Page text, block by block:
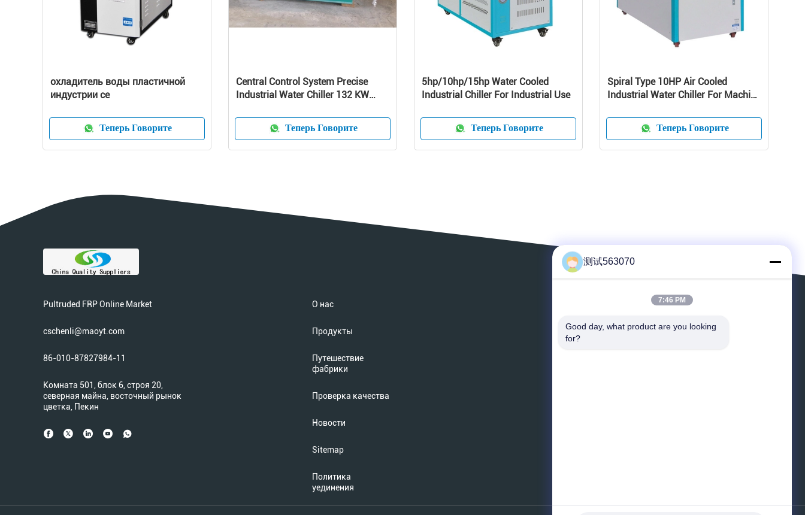
охладитель воды пластичной
индустрии ce
Теперь Говорите
Central Control System Precise
Industrial Water Chiller 132 KW
Теперь Говорите
5hp/10hp/15hp Water Cooled
Industrial Chiller For Industrial Use
Теперь Говорите
Spiral Type 10HP Air Cooled
Industrial Water Chiller For Machine
Теперь Говорите
Pultruded FRP Online Market
cschenli@maoyt.com
86-010-87827984-11
Комната 501, блок 6, строя 20,
северная майна, восточный рынок
цветка, Пекин
О нас
Продукты
Путешествие
фабрики
Проверка качества
Новости
Sitemap
Политика
уединения
Выйдите сообщение
测试563070
7:46 PM
Good day, what product are you looking
for?